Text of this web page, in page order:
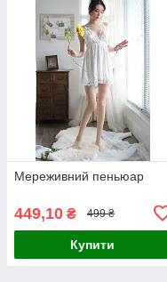
Мереживний пеньюар
449,10 ₴ 499 ₴
Купити